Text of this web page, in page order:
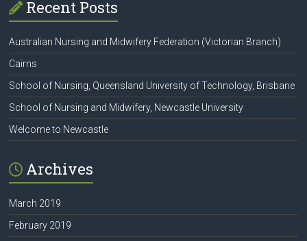
Recent Posts
Australian Nursing and Midwifery Federation (Victorian Branch)
Cairns
School of Nursing, Queensland University of Technology, Brisbane
School of Nursing and Midwifery, Newcastle University
Welcome to Newcastle
Archives
March 2019
February 2019